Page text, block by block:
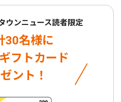
ウンニュース読者限定
30名様に
フトカード
ント！